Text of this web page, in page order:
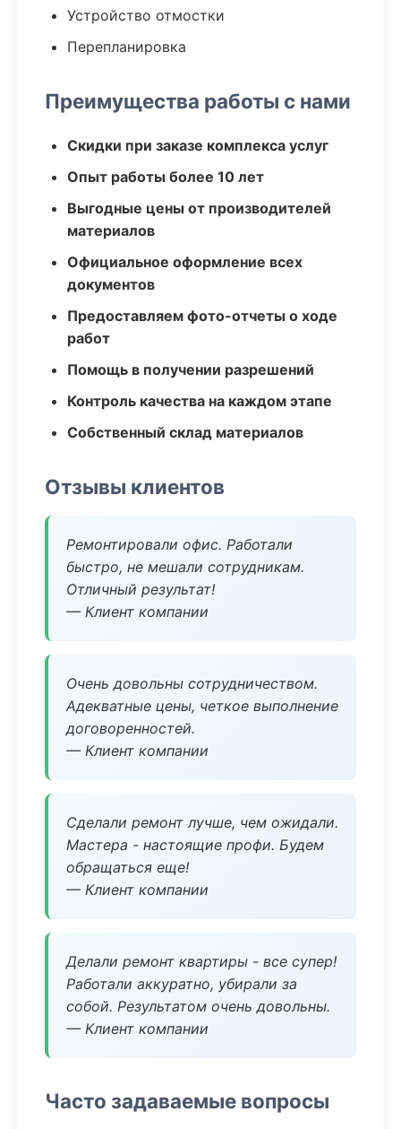
Устройство отмостки
Перепланировка
Преимущества работы с нами
Скидки при заказе комплекса услуг
Опыт работы более 10 лет
Выгодные цены от производителей
материалов
Официальное оформление всех
документов
Предоставляем фото-отчеты о ходе
работ
Помощь в получении разрешений
Контроль качества на каждом этапе
Собственный склад материалов
Отзывы клиентов
Ремонтировали офис. Работали
быстро, не мешали сотрудникам.
Отличный результат!
— Клиент компании
Очень довольны сотрудничеством.
Адекватные цены, четкое выполнение
договоренностей.
— Клиент компании
Сделали ремонт лучше, чем ожидали.
Мастера - настоящие профи. Будем
обращаться еще!
— Клиент компании
Делали ремонт квартиры - все супер!
Работали аккуратно, убирали за
собой. Результатом очень довольны.
— Клиент компании
Часто задаваемые вопросы